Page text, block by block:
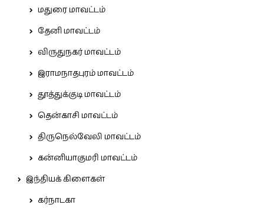
மதுரை மாவட்டம்
தேனி மாவட்டம்
விருதுநகர் மாவட்டம்
இராமநாதபுரம் மாவட்டம்
தூத்துக்குடி மாவட்டம்
தென்காசி மாவட்டம்
திருநெல்வேலி மாவட்டம்
கன்னியாகுமரி மாவட்டம்
இந்தியக் கிளைகள்
கர்நாடகா